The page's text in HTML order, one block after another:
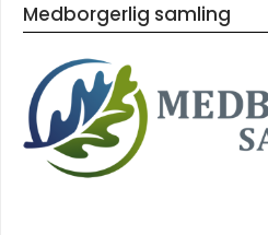
Medborgerlig samling